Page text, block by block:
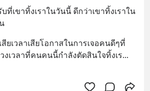
ที่เขาทิ้งเราในวันนี้ ดีกว่าเขาทิ้งเราใน
ยเวลาเสียโอกาสในการเจอคนดีๆที่
งเวลาที่คนคนนี้กำลังตัดสินใจทิ้งเร...